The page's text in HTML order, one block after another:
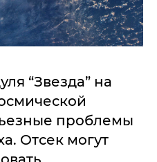
“Звезда” на
проблемы
Отсек могут